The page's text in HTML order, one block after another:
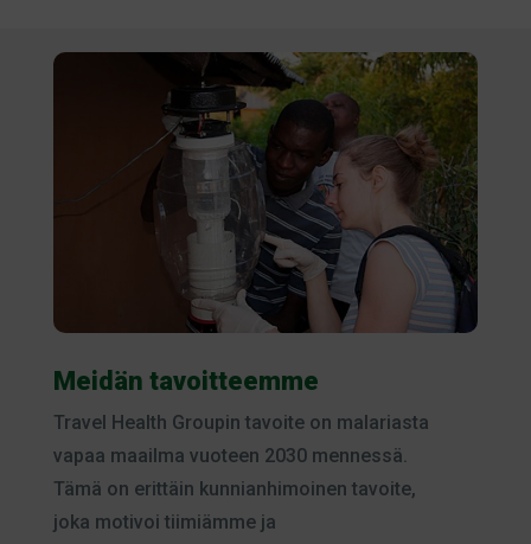
Meidän tavoitteemme
Travel Health Groupin tavoite on malariasta
vapaa maailma vuoteen 2030 mennessä.
Tämä on erittäin kunnianhimoinen tavoite,
joka motivoi tiimiämme ja